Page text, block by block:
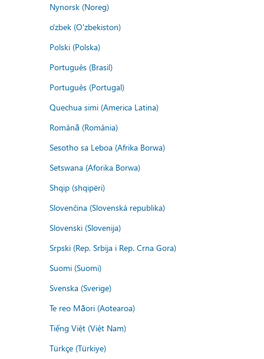
Nynorsk (Noreg)
o'zbek (O'zbekiston)
Polski (Polska)
Português (Brasil)
Português (Portugal)
Quechua simi (America Latina)
Română (România)
Sesotho sa Leboa (Afrika Borwa)
Setswana (Aforika Borwa)
Shqip (shqipëri)
Slovenčina (Slovenská republika)
Slovenski (Slovenija)
Srpski (Rep. Srbija i Rep. Crna Gora)
Suomi (Suomi)
Svenska (Sverige)
Te reo Māori (Aotearoa)
Tiếng Việt (Việt Nam)
Türkçe (Türkiye)